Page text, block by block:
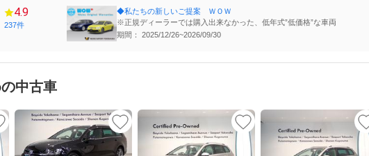
4.9
237件
◆私たちの新しいご提案 ＷＯＷ
※正規ディーラーでは購入出来なかった、低年式”低価格”な車両
期間： 2025/12/26~2026/09/30
中古車